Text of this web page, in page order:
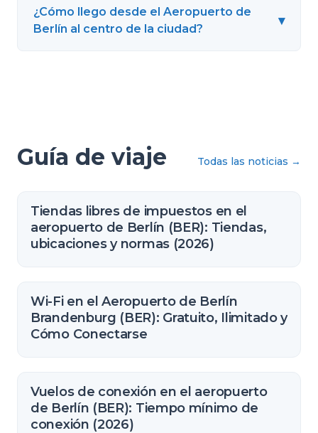
¿Cómo llego desde el Aeropuerto de
Berlín al centro de la ciudad?
▾
Guía de viaje Todas las noticias →
Tiendas libres de impuestos en el
aeropuerto de Berlín (BER): Tiendas,
ubicaciones y normas (2026)
Wi-Fi en el Aeropuerto de Berlín
Brandenburg (BER): Gratuito, Ilimitado y
Cómo Conectarse
Vuelos de conexión en el aeropuerto
de Berlín (BER): Tiempo mínimo de
conexión (2026)